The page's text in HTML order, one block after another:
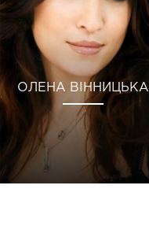
ОЛЕНА ВІННИЦЬКА